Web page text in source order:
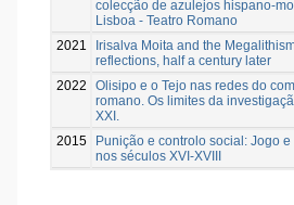
colecção de azulejos hispano-
Lisboa - Teatro Romano
2021
Irisalva Moita and the
reflections, half a century later
2022
Olisipo e o Tejo nas redes do
romano. Os limites da
XXI.
2015
Punição e controlo social: Jogo
nos séculos XVI-XVIII